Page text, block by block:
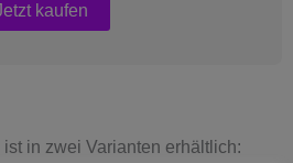
kaufen
in zwei Varianten erhältlich: